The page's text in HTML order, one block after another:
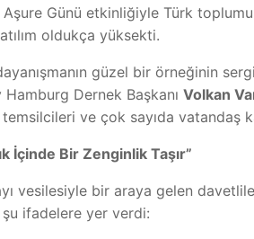
Günü etkinliğiyle Türk
oldukça yüksekti.
güzel bir örneğinin
Hamburg Dernek Başkanı Volkan
ve çok sayıda vatandaş
İçinde Bir Zenginlik Taşır”
vesilesiyle bir araya gelen
şu ifadelere yer verdi: